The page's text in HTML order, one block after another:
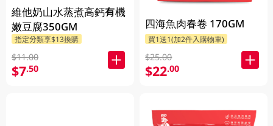
維他奶山水蒸煮高鈣有機
嫩豆腐350GM
指定分類享$13換購
$11.00
$7.50
四海魚肉春卷 170GM
買1送1(加2件入購物車)
$25.00
$22.00